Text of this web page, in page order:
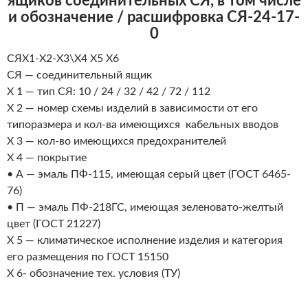
и обозначение / расшифровка СЯ-24-17-
0
СЯХ1-Х2-X3\Х4 X5 Х6
СЯ — соединительный ящик
X 1 — тип СЯ: 10 / 24 / 32 / 42 / 72 / 112
Х 2 — номер схемы изделий в зависимости от его
типоразмера и кол-ва имеющихся кабельных вводов
X 3 — кол-во имеющихся предохранителей
Х 4 — покрытие
• А — эмаль ПФ-115, имеющая серый цвет (ГОСТ 6465-
76)
• П — эмаль ПФ-218ГС, имеющая зеленовато-желтый
цвет (ГОСТ 21227)
X 5 — климатическое исполнение изделия и категория
его размещения по ГОСТ 15150
Х 6- обозначение тех. условия (ТУ)